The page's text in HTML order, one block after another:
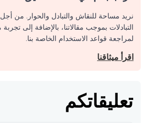
نريد مساحة للنقاش والتبادل والحوار. من
التبادلات بموجب مقالاتنا، بالإضافة إلى
لمراجعة قواعد الاستخدام الخاصة بنا.
اقرأ ميثاقنا
تعليقاتكم